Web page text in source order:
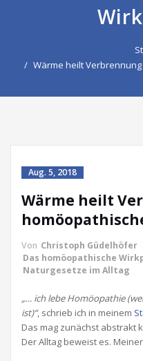
Wärme heilt
Aug. 5, 2018
Wärme heilt
Von Christoph Güdelhöfer
Das homöopathische
Naturgesetze im Alltag
„… ich lebe Homöopathie
ist)“, schrieb ich in meinem
Das mag zunächst abstrakt
Der Alltag beweist es.